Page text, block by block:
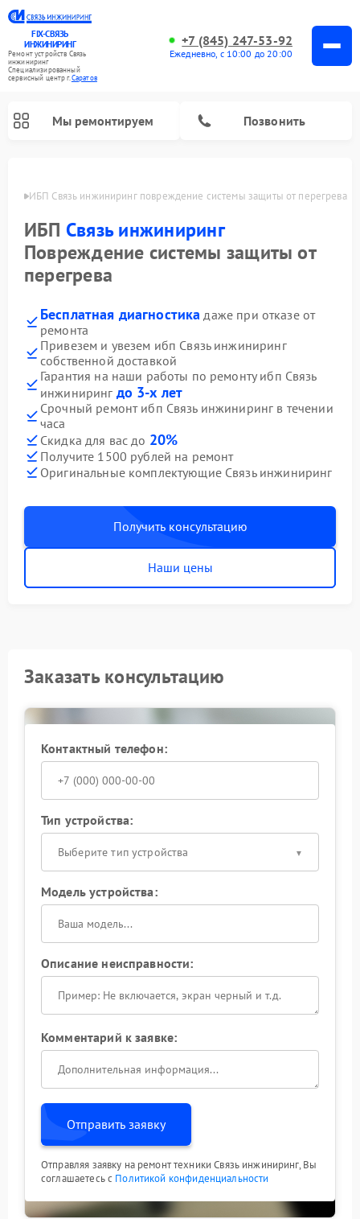
FIX-СВЯЗЬ
ИНЖИНИРИНГ
Ремонт устройств Связь
инжиниринг
Специализированный
cервисный центр г.Саратов
+7 (845) 247-53-92
Ежедневно, с 10:00 до 20:00
Мы ремонтируем Позвонить
ИБП Связь инжиниринг повреждение системы защиты от перегрева
ИБП Связь инжиниринг
Повреждение системы защиты от
перегрева
Бесплатная диагностика даже при отказе от
ремонта
Привезем и увезем ибп Связь инжиниринг
собственной доставкой
Гарантия на наши работы по ремонту ибп Связь
инжиниринг до 3-х лет
Срочный ремонт ибп Связь инжиниринг в течении
часа
Скидка для вас до 20%
Получите 1500 рублей на ремонт
Оригинальные комплектующие Связь инжиниринг
Получить консультацию
Наши цены
Заказать консультацию
Контактный телефон:
Тип устройства:
Выберите тип устройства
Модель устройства:
Описание неисправности:
Комментарий к заявке:
Отправить заявку
Отправляя заявку на ремонт техники Связь инжиниринг, Вы
соглашаетесь с Политикой конфиденциальности